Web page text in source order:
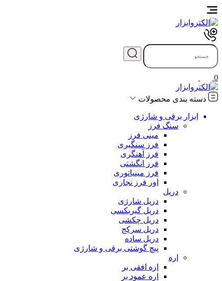
0
دسته بندی محصولات
ابزار برقی و شارژی
سنگ فرز
مینی فرز
فرز سنگبری
فرز آهنگری
فرز انگشتی
فرز مینیاتوری
اور فرز نجاری
دریل
دریل شارژی
دریل گیربکسی
دریل چکشی
دریل سرکج
دریل ساده
پیچ گوشتی برقی و شارژی
اره
اره افقی بر
اره عمود بر